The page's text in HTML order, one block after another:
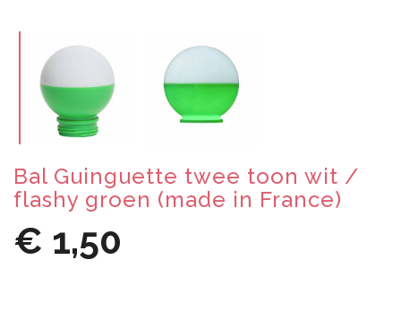
Bal Guinguette twee toon wit /
flashy groen (made in France)
€ 1,50